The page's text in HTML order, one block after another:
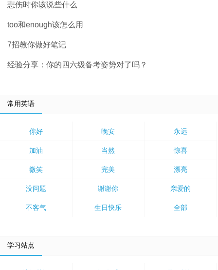
悲伤时你该说些什么
too和enough该怎么用
7招教你做好笔记
经验分享：你的四六级备考姿势对了吗？
常用英语
你好 晚安 永远
加油 当然 惊喜
微笑 完美 漂亮
没问题 谢谢你 亲爱的
不客气 生日快乐 全部
学习站点